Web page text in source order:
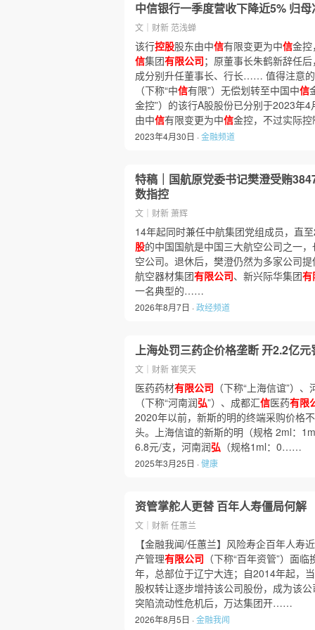
中信银行一季度营收下降近5% 归
文｜财新 范浅蝉
该行控股股东由中信有限变更为中信金控
信集团有限公司；原董事长朱鹤新辞任
成分别升任董事长、行长…… 值得注意
（下称“中信有限”）无偿划转至中国中信
金控”）的该行A股股份已分别于2023年
由中信有限变更为中信金控，不过实际
2023年4月30日 ·金融频道
特稿｜国航原党委书记樊澄受贿
数指控
文｜财新 萧辉
14年起同时兼任中航集团党组成员，直
股的中国国航是中国三大航空公司之一
空公司。退休后，樊澄仍然为多家公司
航空器材集团有限公司、新兴际华集团有
一名典型的……
2026年8月7日 ·政经频道
上海处罚三药企价格垄断 开2.2亿元
文｜财新 崔笑天
医药药材有限公司 （下称“上海信谊”）、
（下称“河南润弘”）、成都汇信医药有限
2020年以前，新斯的明的终端采购价格
头。上海信谊的新斯的明（规格 2ml：
6.8元/支，河南润弘 （规格1ml：0……
2025年3月25日 ·健康
资管掌舵人更替 百年人寿僵局何解
文｜财新 任蕙兰
【金融我闻/任蕙兰】风险寿企百年人寿
产管理有限公司 （下称“百年资管”）面
年，总部位于辽宁大连；自2014年起，
股权转让逐步增持该公司股份，成为该
突陷流动性危机后，万达集团开……
2026年8月5日 ·金融我闻